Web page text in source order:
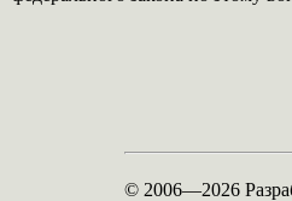
© 2006—2026